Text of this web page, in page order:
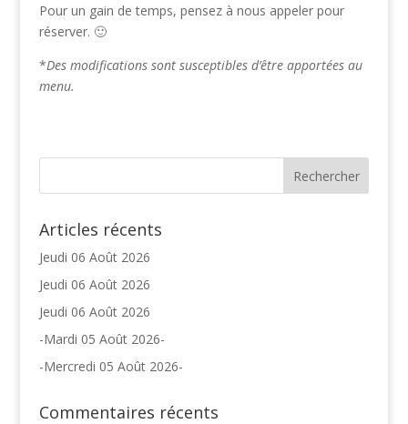
Pour un gain de temps, pensez à nous appeler pour
réserver. 🙂
*Des modifications sont susceptibles d’être apportées au
menu.
Articles récents
Jeudi 06 Août 2026
Jeudi 06 Août 2026
Jeudi 06 Août 2026
-Mardi 05 Août 2026-
-Mercredi 05 Août 2026-
Commentaires récents